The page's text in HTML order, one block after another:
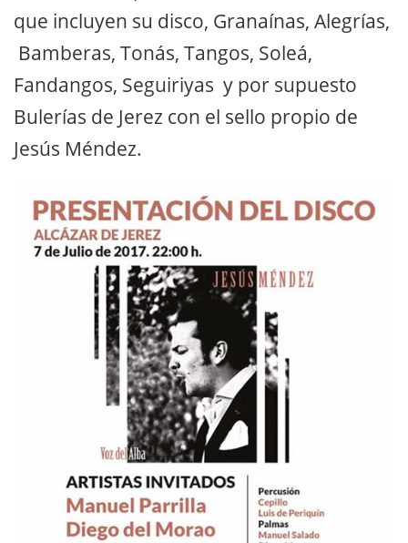
que incluyen su disco, Granaínas, Alegrías,
Bamberas, Tonás, Tangos, Soleá,
Fandangos, Seguiriyas y por supuesto
Bulerías de Jerez con el sello propio de
Jesús Méndez.